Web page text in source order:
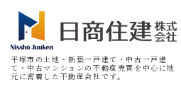
平塚市の土地・新築一戸建て・中古一戸建
て・中古マンションの不動産売買を中心に地
元に密着した不動産会社です。